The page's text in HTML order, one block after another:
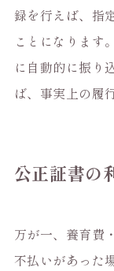
録を行えば、指
ことになります
に自動的に振り
ば、事実上の履
公正証書の
万が一、養育費
不払いがあった